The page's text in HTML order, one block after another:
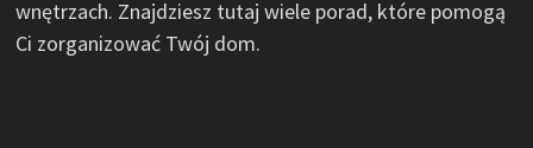
wnętrzach. Znajdziesz tutaj wiele porad, które pomogą
Ci zorganizować Twój dom.